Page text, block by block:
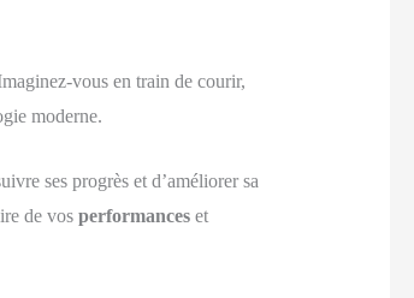
vous en train de courir,
moderne.
ses progrès et d’améliorer sa
de vos performanceset